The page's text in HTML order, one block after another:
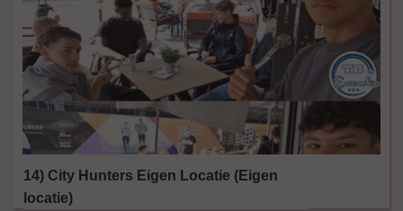
14) City Hunters Eigen Locatie (Eigen
locatie)